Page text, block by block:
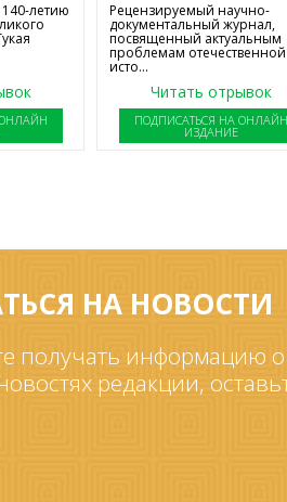
летию Рецензируемый научно-
документальный журнал,
посвященный актуальным
проблемам отечественной
исто...
Читать отрывок
ПОДПИСАТЬСЯ НА
ИЗДАНИЕ
НА НОВОСТИ
получать информацию
редакции,